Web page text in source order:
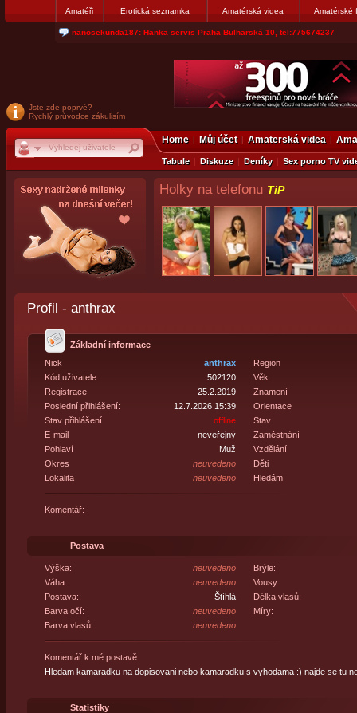
Amatéři Erotická seznamka Amatérská videa Amatérské
jjoseff: Najde se par, ktery nekdy přemýšlel o divákovi. Napiste
Jste zde poprvé?
Rychlý průvodce zákulisím
Home Můj účet Amaterská videa
Tabule Diskuze Deníky Sex porno TV
Holky na telefonu TiP
Profil - anthrax
Základní informace
Nick
anthrax
Kód uživatele
502120
Registrace
25.2.2019
Poslední přihlášení:
12.7.2026 15:39
Stav přihlášení
offline
E-mail
neveřejný
Pohlaví
Muž
Okres
neuvedeno
Lokalita
neuvedeno
Region
Věk
Znamení
Orientace
Stav
Zaměstnání
Vzdělání
Děti
Hledám
Komentář:
Postava
Výška:
neuvedeno
Váha:
neuvedeno
Postava::
Štíhlá
Barva očí:
neuvedeno
Barva vlasů:
neuvedeno
Brýle:
Vousy:
Délka vlasů:
Míry:
Komentář k mé postavě:
Hledam kamaradku na dopisovani nebo kamaradku s vyhodama :) najde se tu
Statistiky